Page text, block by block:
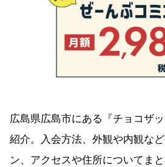
広島県広島市にある『チョコザ
紹介。入会方法、外観や内観な
ン、アクセスや住所についてま